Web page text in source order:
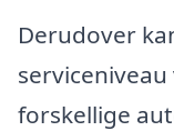
Derudover
forskellige